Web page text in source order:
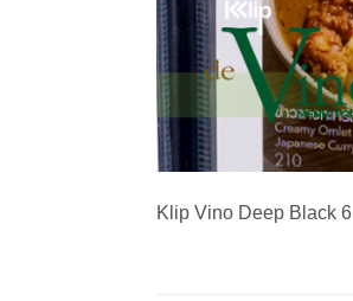
Klip Vino Deep Black 6